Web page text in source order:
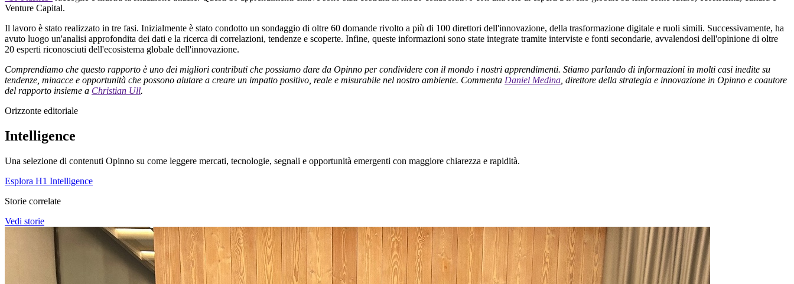
Venture Capital.
Il lavoro è stato realizzato in tre fasi. Inizialmente è stato condotto un sondaggio di oltre 60 domande rivolto a più di 100 direttori dell'innovazione, della trasformazione digitale e ruoli simili. Successivamente, ha
avuto luogo un'analisi approfondita dei dati e la ricerca di correlazioni, tendenze e scoperte. Infine, queste informazioni sono state integrate tramite interviste e fonti secondarie, avvalendosi dell'opinione di oltre
20 esperti riconosciuti dell'ecosistema globale dell'innovazione.
Comprendiamo che questo rapporto è uno dei migliori contributi che possiamo dare da Opinno per condividere con il mondo i nostri apprendimenti. Stiamo parlando di informazioni in molti casi inedite su
tendenze, minacce e opportunità che possono aiutare a creare un impatto positivo, reale e misurabile nel nostro ambiente. Commenta Daniel Medina , direttore della strategia e innovazione in Opinno e coautore
del rapporto insieme a Christian Ull.
Orizzonte editoriale
Intelligence
Una selezione di contenuti Opinno su come leggere mercati, tecnologie, segnali e opportunità emergenti con maggiore chiarezza e rapidità.
Esplora H1 Intelligence
Storie correlate
Vedi storie